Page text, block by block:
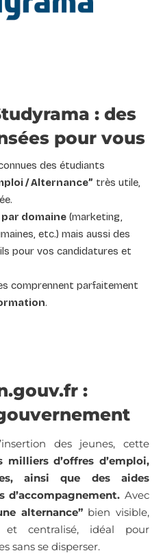
: des
pour vous
des étudiants
/ Alternance” très utile,
domaine (marketing,
etc.) mais aussi des
pour vos candidatures et
comprennent parfaitement
.
:
des jeunes, cette
milliers d’offres d’emploi,
ainsi que des aides
Avec
alternance”bien visible,
centralisé, idéal pour
sans se disperser.